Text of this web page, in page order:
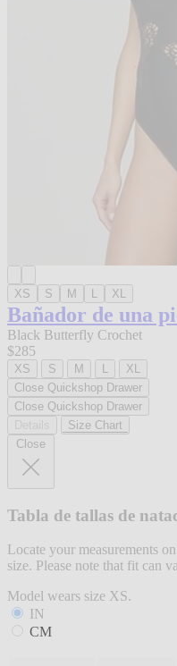
XS S M XL
Bañador de una
Black Butterfly Crochet
$285
XS S M
XL
Close Quickshop Drawer
Close Quickshop Drawer
Size Chart
Close
Tabla de tallas de
Locate your measurements
size. Please note that fit can
Model wears size XS.
IN
CM